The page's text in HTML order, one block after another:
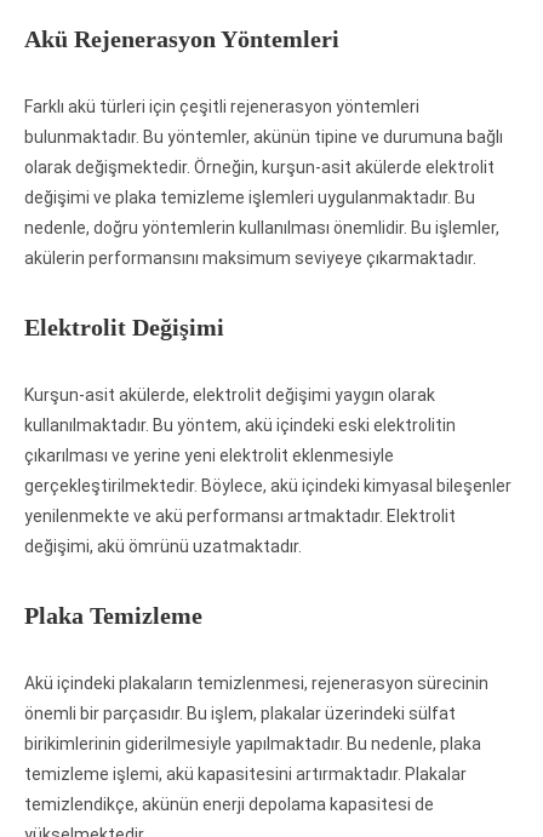
Akü Rejenerasyon Yöntemleri
Farklı akü türleri için çeşitli rejenerasyon yöntemleri
bulunmaktadır. Bu yöntemler, akünün tipine ve durumuna bağlı
olarak değişmektedir. Örneğin, kurşun-asit akülerde elektrolit
değişimi ve plaka temizleme işlemleri uygulanmaktadır. Bu
nedenle, doğru yöntemlerin kullanılması önemlidir. Bu işlemler,
akülerin performansını maksimum seviyeye çıkarmaktadır.
Elektrolit Değişimi
Kurşun-asit akülerde, elektrolit değişimi yaygın olarak
kullanılmaktadır. Bu yöntem, akü içindeki eski elektrolitin
çıkarılması ve yerine yeni elektrolit eklenmesiyle
gerçekleştirilmektedir. Böylece, akü içindeki kimyasal bileşenler
yenilenmekte ve akü performansı artmaktadır. Elektrolit
değişimi, akü ömrünü uzatmaktadır.
Plaka Temizleme
Akü içindeki plakaların temizlenmesi, rejenerasyon sürecinin
önemli bir parçasıdır. Bu işlem, plakalar üzerindeki sülfat
birikimlerinin giderilmesiyle yapılmaktadır. Bu nedenle, plaka
temizleme işlemi, akü kapasitesini artırmaktadır. Plakalar
temizlendikçe, akünün enerji depolama kapasitesi de